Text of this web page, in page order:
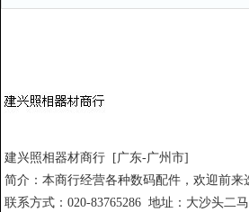
建兴照相器材商行
[广东-广州市]
简介： 本商行经营各种数码配件，欢迎前来
联系方式：020-83765286 地址：大沙头二